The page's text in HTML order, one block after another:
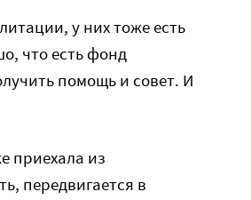
у них тоже есть
что есть фонд
помощь и совет. И
приехала из
передвигается в